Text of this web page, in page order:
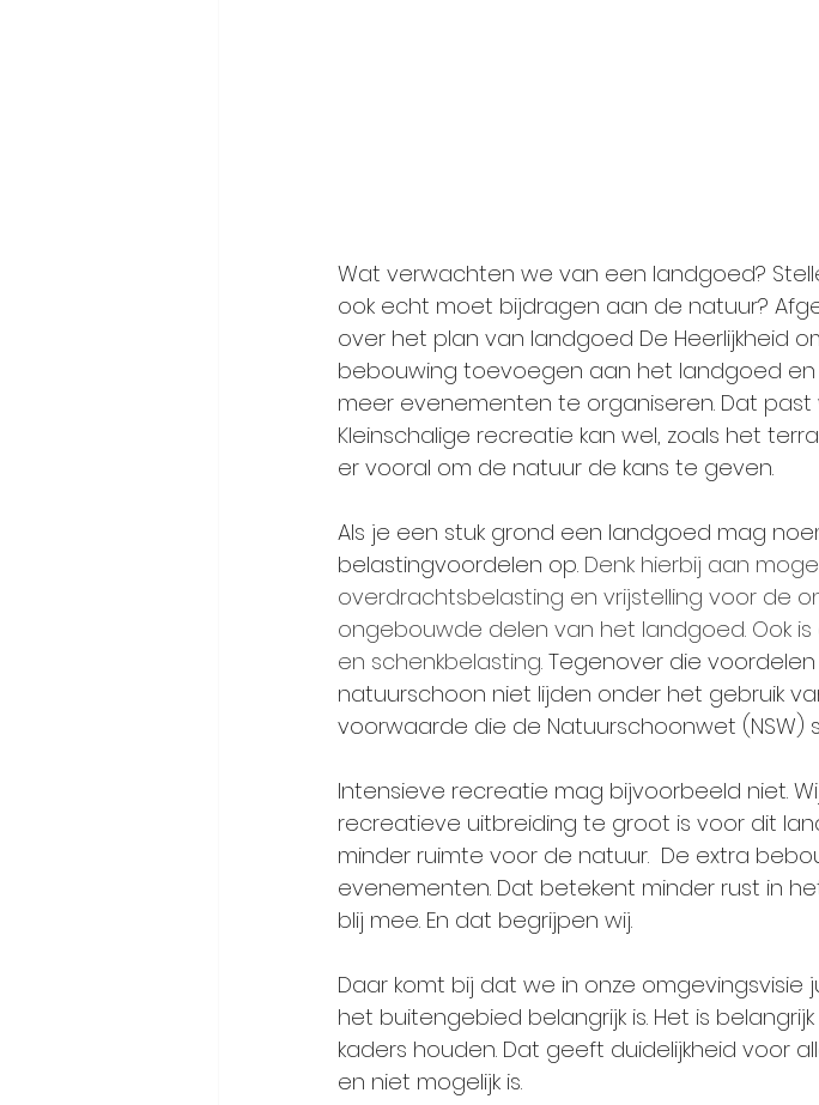
Wat verwachten we van een landgoed?
ook echt moet bijdragen aan de natuur?
over het plan van landgoed De Heerlijkheid
bebouwing toevoegen aan het landgoed
meer evenementen te organiseren. Dat
Kleinschalige recreatie kan wel, zoals het
er vooral om de natuur de kans te geven.
Als je een stuk grond een landgoed mag
belastingvoordelen op. Denk hierbij aan
overdrachtsbelasting en vrijstelling voor de
ongebouwde delen van het landgoed. Ook
en schenkbelasting. Tegenover die
natuurschoon niet lijden onder het gebruik
voorwaarde die de Natuurschoonwet (NSW)
Intensieve recreatie mag bijvoorbeeld niet.
recreatieve uitbreiding te groot is voor dit
minder ruimte voor de natuur.  De extra
evenementen. Dat betekent minder rust in
blij mee. En dat begrijpen wij.
Daar komt bij dat we in onze
het buitengebied belangrijk is. Het is
kaders houden. Dat geeft duidelijkheid voor
en niet mogelijk is.